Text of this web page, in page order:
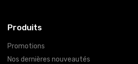
Produits
Promotions
Nos dernières nouveautés